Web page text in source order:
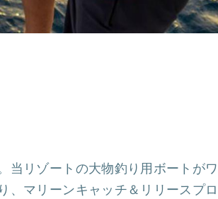
当リゾートの大物釣り用ボートがワ
、マリーンキャッチ＆リリースプロ